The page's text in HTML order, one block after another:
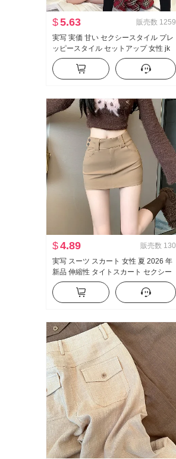
$5.63 販売数 1259
実写 実価 甘い セクシースタイル プレ
ッピースタイル セットアップ 女性 jk
制服 フェイクレイヤード 純 欲 トップ
ス ハーフ スカートパンツ ツーピース
セット
$4.89 販売数 130
実写 スーツ スカート 女性 夏 2026 年
新品 伸縮性 タイトスカート セクシー
セクシースタイル ハイウエスト A字
ミニスカート